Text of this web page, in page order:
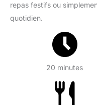
repas festifs ou
quotidien.
20 minutes